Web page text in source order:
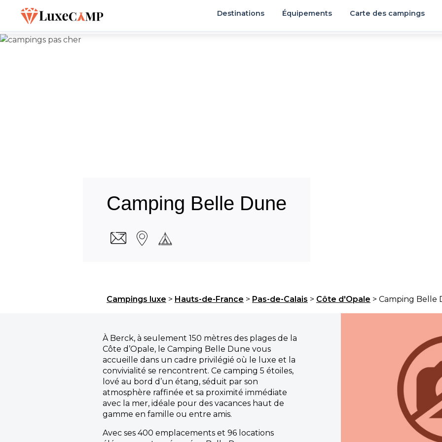
Destinations Équipements Carte des campings
Camping Belle Dune
Campings luxe > Hauts-de-France > Pas-de-Calais > Côte d'Opale > Camping Belle
À Berck, à seulement 150 mètres des plages de la
Côte d’Opale, le Camping Belle Dune vous
accueille dans un cadre privilégié où le luxe et la
convivialité se rencontrent. Ce camping 5 étoiles,
lové au bord d’un étang, séduit par son
atmosphère raffinée et sa proximité immédiate
avec la mer, idéale pour des vacances haut de
gamme en famille ou entre amis.
Avec ses 400 emplacements et 96 locations